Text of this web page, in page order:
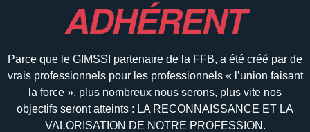
ADHÉRENT
Parce que le GIMSSI partenaire de la FFB, a été créé par de
vrais professionnels pour les professionnels « l’union faisant
la force », plus nombreux nous serons, plus vite nos
objectifs seront atteints : LA RECONNAISSANCE ET LA
VALORISATION DE NOTRE PROFESSION.